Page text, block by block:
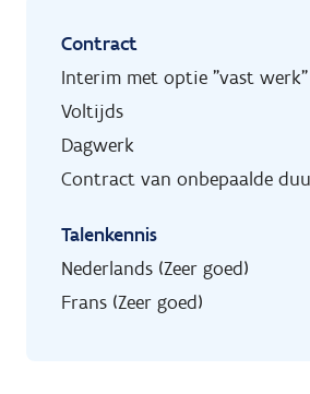
Contract
Interim met optie "vast werk"
Voltijds
Dagwerk
Contract van onbepaalde
Talenkennis
Nederlands (Zeer goed)
Frans (Zeer goed)